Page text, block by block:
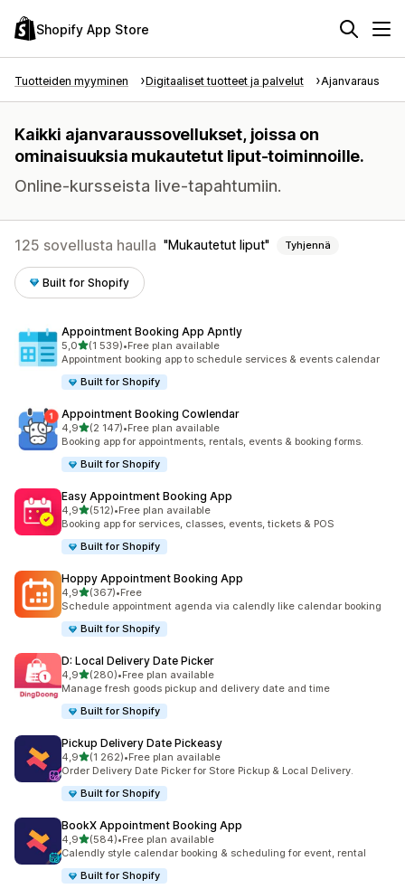
Shopify App Store
Tuotteiden myyminen Digitaaliset tuotteet ja palvelut Ajanvaraus
Kaikki ajanvaraussovellukset, joissa on
ominaisuuksia mukautetut liput-toiminnoille.
Online-kursseista live-tapahtumiin.
125 sovellusta haulla Mukautetut liput Tyhjennä
Built for Shopify
Appointment Booking App Apntly
5,0/ 5 tähteä
(1 539)
1539 arvostelua yhteensä
•Free plan available
Appointment booking app to schedule services & events calendar
Built for Shopify
Appointment Booking Cowlendar
4,9/ 5 tähteä
(2 147)
2147 arvostelua yhteensä
•Free plan available
Booking app for appointments, rentals, events & booking forms.
Built for Shopify
Easy Appointment Booking App
4,9/ 5 tähteä
(512)
512 arvostelua yhteensä
•Free plan available
Booking app for services, classes, events, tickets & POS
Built for Shopify
Hoppy Appointment Booking App
4,9/ 5 tähteä
(367)
367 arvostelua yhteensä
•Free
Schedule appointment agenda via calendly like calendar booking
Built for Shopify
D: Local Delivery Date Picker
4,9/ 5 tähteä
(280)
280 arvostelua yhteensä
•Free plan available
Manage fresh goods pickup and delivery date and time
Built for Shopify
Pickup Delivery Date Pickeasy
4,9/ 5 tähteä
(1 262)
1262 arvostelua yhteensä
•Free plan available
Order Delivery Date Picker for Store Pickup & Local Delivery.
Built for Shopify
BookX Appointment Booking App
4,9/ 5 tähteä
(584)
584 arvostelua yhteensä
•Free plan available
Calendly style calendar booking & scheduling for event, rental
Built for Shopify